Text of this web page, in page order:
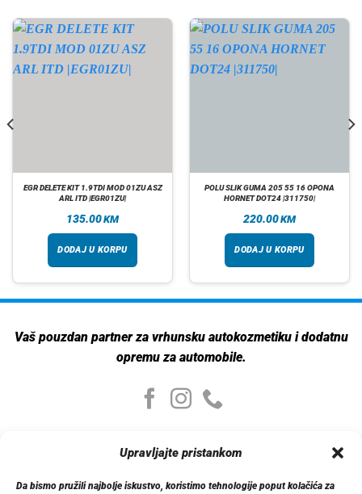
Upravljajte pristankom
Da bismo pružili najbolje iskustvo, koristimo tehnologije poput kolačića za
EGR DELETE KIT 1.9TDI MOD 01ZU ASZ
ARL ITD |EGR01ZU|
135.00KM
DODAJ U KORPU
POLU SLIK GUMA 205 55 16 OPONA
HORNET DOT24 |311750|
220.00KM
DODAJ U KORPU
Vaš pouzdan partner za vrhunsku autokozmetiku i dodatnu
opremu za automobile.
Moj nalog
Moj nalog
Moje narudžbe